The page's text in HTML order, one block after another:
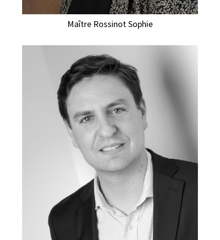
Maître Rossinot Sophie